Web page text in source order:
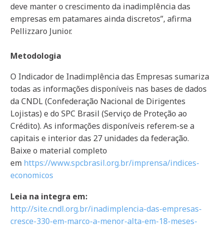
deve manter o crescimento da inadimplência das
empresas em patamares ainda discretos”, afirma
Pellizzaro Junior.
Metodologia
O Indicador de Inadimplência das Empresas sumariza
todas as informações disponíveis nas bases de dados
da CNDL (Confederação Nacional de Dirigentes
Lojistas) e do SPC Brasil (Serviço de Proteção ao
Crédito). As informações disponíveis referem-se a
capitais e interior das 27 unidades da federação.
Baixe o material completo
em https://www.spcbrasil.org.br/imprensa/indices-
economicos
Leia na integra em:
http://site.cndl.org.br/inadimplencia-das-empresas-
cresce-330-em-marco-a-menor-alta-em-18-meses-